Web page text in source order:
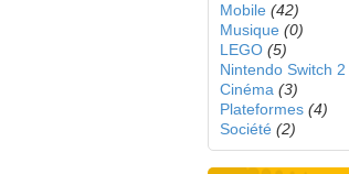
Mobile (42)
Musique (0)
LEGO (5)
Nintendo Switch 2
Cinéma (3)
Plateformes (4)
Société (2)